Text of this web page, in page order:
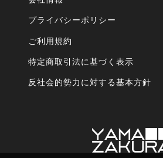
プライバシーポリシー
ご利用規約
特定商取引法に基づく表示
反社会的勢力に対する基本方針